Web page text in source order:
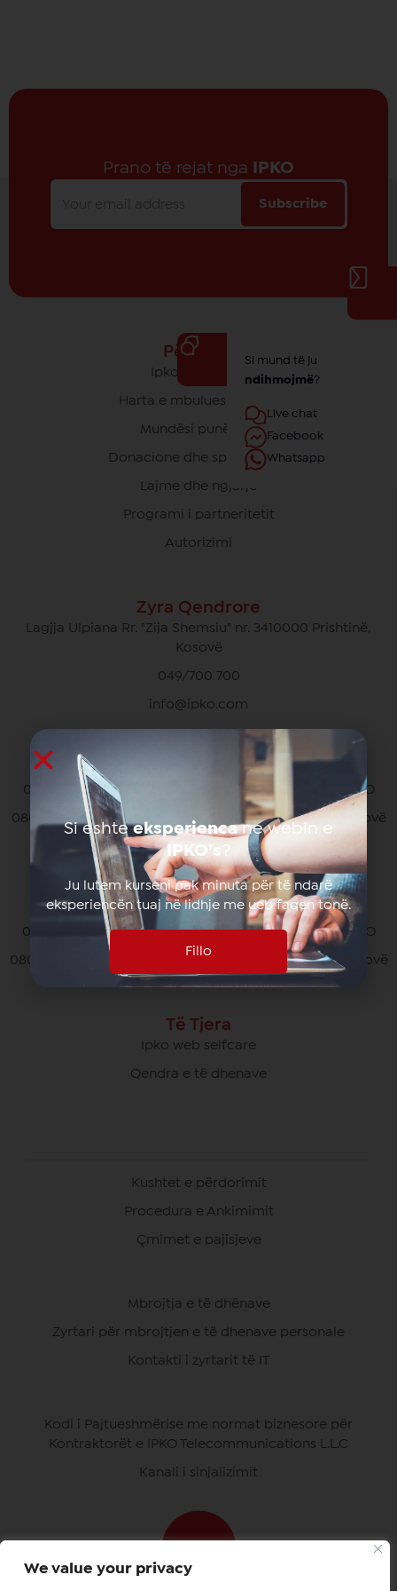
We value your privacy
Prano të rejat nga IPKO
Subscribe
Për IPKO
Ipko - Rrethi yt
Harta e mbulueshmërisë
Mundësi punësimi
Donacione dhe sponsorime
Lajme dhe ngjarje
Programi i partneritetit
Autorizimi
Zyra Qendrore
Lagjja Ulpiana Rr. "Zija Shemsiu" nr. 3410000 Prishtinë,
Kosovë
049/700 700
info@ipko.com
Kujdesi Ndaj Klientëve Privat
049/700 700 pa pagesë për thirrjet brenda rrjetit IPKO
080070070 pa pagesë nga të gjithë operatorët në Kosovë
*770# për thirrjet nga roaming
Kujdesi Ndaj Klientëve të Biznesit
049/700 900 pa pagesë për thirrjet brenda rrjetit IPKO
080070000 pa pagesë nga të gjithë operatorët në Kosovë
Të Tjera
Ipko web selfcare
Qendra e të dhenave
Kushtet e përdorimit
Procedura e Ankimimit
Çmimet e pajisjeve
Mbrojtja e të dhënave
Zyrtari për mbrojtjen e të dhenave personale
Kontakti i zyrtarit të IT
Kodi i Pajtueshmërise me normat biznesore për
Kontraktorët e IPKO Telecommunications L.L.C
Kanali i sinjalizimit
Si mund të ju
ndihmojmë?
Live chat
Facebook
Whatsapp
Si eshteeksperiencane webin e
IPKO’s?
Ju lutem kurseni pak minuta për të ndarë
eksperiencën tuaj në lidhje me ueb faqen tonë.
Fillo